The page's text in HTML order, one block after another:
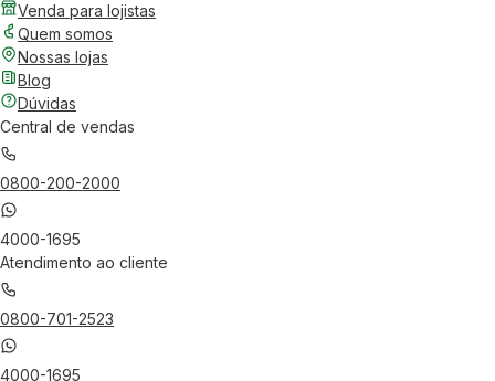
Venda para lojistas
Quem somos
Nossas lojas
Blog
Dúvidas
Central de vendas
0800-200-2000
4000-1695
Atendimento ao cliente
0800-701-2523
4000-1695